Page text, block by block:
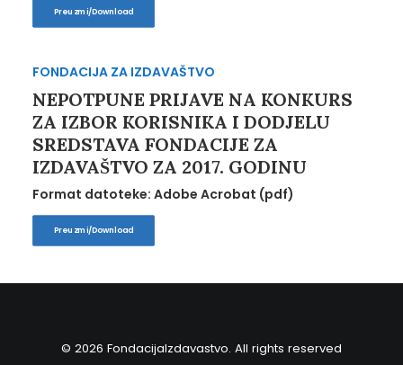
Preuzmi/Download
FONDACIJA ZA IZDAVAŠTVO
NEPOTPUNE PRIJAVE NA KONKURS
ZA IZBOR KORISNIKA I DODJELU
SREDSTAVA FONDACIJE ZA
IZDAVAŠTVO ZA 2017. GODINU
Format datoteke: Adobe Acrobat (pdf)
Preuzmi/Download
© 2026 FondacijaIzdavastvo. All rights reserved